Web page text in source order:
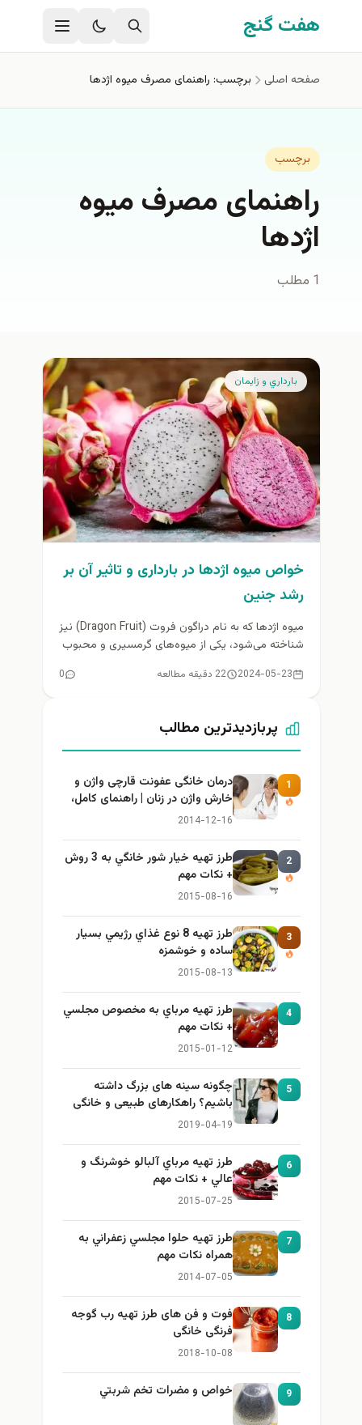
رفتن به محتوای اصلی
هفت گنج
صفحه اصلی برچسب: راهنمای مصرف میوه اژدها
برچسب
راهنمای مصرف میوه
اژدها
1 مطلب
بارداري و زايمان
خواص میوه اژدها در بارداری و تاثیر آن بر
رشد جنین
میوه اژدها که به نام دراگون فروت (Dragon Fruit) نیز
شناخته می‌شود، یکی از میوه‌های گرمسیری و محبوب
2024-05-23 22 دقیقه مطالعه 0
پربازدیدترین مطالب
1
درمان خانگی عفونت قارچی واژن و
خارش واژن در زنان | راهنمای کامل،
ایمن و کاربردی
2014-12-16
2
طرز تهيه خیار شور خانگي به 3 روش
+ نكات مهم
2015-08-16
3
طرز تهيه 8 نوع غذاي رژيمي بسيار
ساده و خوشمزه
2015-08-13
4
طرز تهيه مرباي به مخصوص مجلسي
+ نكات مهم
2015-01-12
5
چگونه سینه های بزرگ داشته
باشیم؟ راهکارهای طبیعی و خانگی
برای بزرگ کردن سینه
2019-04-19
6
طرز تهيه مرباي آلبالو خوشرنگ و
عالي + نكات مهم
2015-07-25
7
طرز تهيه حلوا مجلسي زعفراني به
همراه نكات مهم
2014-07-05
8
فوت و فن های طرز تهیه رب گوجه
فرنگی خانگی
2018-10-08
9 خواص و مضرات تخم شربتي